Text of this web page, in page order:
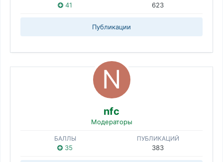
41 623
Публикации
nfc
Модераторы
БАЛЛЫ
35
ПУБЛИКАЦИЙ
383